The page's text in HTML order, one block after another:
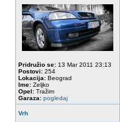
Pridružio se: 13 Mar 2011 23:13
Postovi: 254
Lokacija: Beograd
Ime: Zeljko
Opel: Tražim
Garaza: pogledaj
Vrh